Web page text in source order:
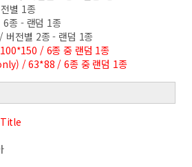
별 1종
종 - 랜덤 1종
전별 2종 - 랜덤 1종
/ 6종 중 랜덤 1종
/ 63*88 / 6종 중 랜덤 1종